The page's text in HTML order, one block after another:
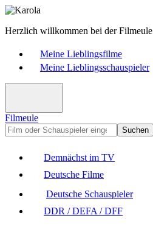
Herzlich willkommen bei der Filmeule
Meine Lieblingsfilme
Meine Lieblingsschauspieler
Filmeule
Suchen
Demnächst im TV
Deutsche Filme
Deutsche Schauspieler
DDR / DEFA / DFF